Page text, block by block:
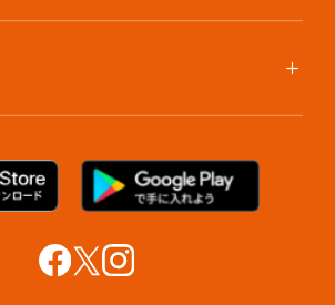
せ
ード
情報
方へ